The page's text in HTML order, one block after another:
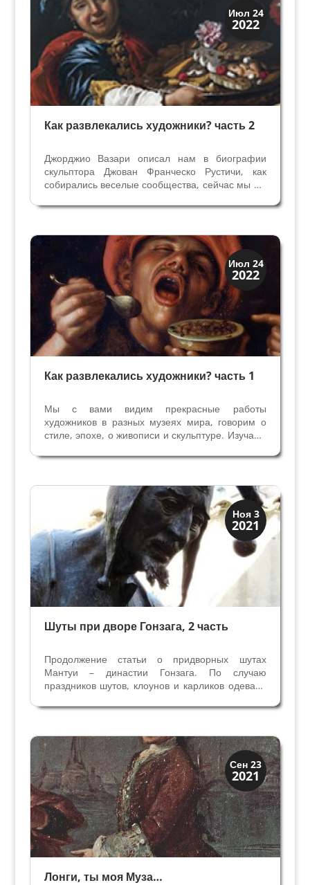
Июл 24
2022
Праздники и легенды
Традиции
Как развлекались художники? часть 2
Джорджио Вазари описал нам в биографии
скульптора Джован Франческо Рустичи, как
собирались веселые сообщества, сейчас мы бы
художники и скульпторы с друзьми. Начало в
них охотно, говорит...
Июл 24
2022
Праздники и легенды
Традиции
Как развлекались художники? часть 1
Мы с вами видим прекрасные работы
художников в разных музеях мира, говорим о
стиле, эпохе, о живописи и скульптуре. Изучаем
учились, раздумываем, что вдохновляло их на
алтарных икон и...
Ноя 3
2021
Династии
Мантуя и Феррара
Шуты при дворе Гонзага, 2 часть
Продолжение статьи о придворных шутах
Мантуи – династии Гонзага. По случаю
праздников шутов, клоунов и карликов одевали
придворным цветам двора правителя.
Грамматике принца Сфорца, созданной...
Сен 23
2021
Искусство
Художники
Лонги, ты моя Муза…